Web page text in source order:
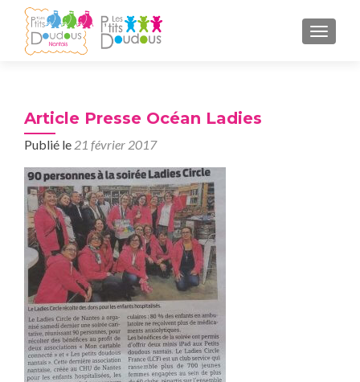
Article Presse Océan Ladies
Publié le 21 février 2017